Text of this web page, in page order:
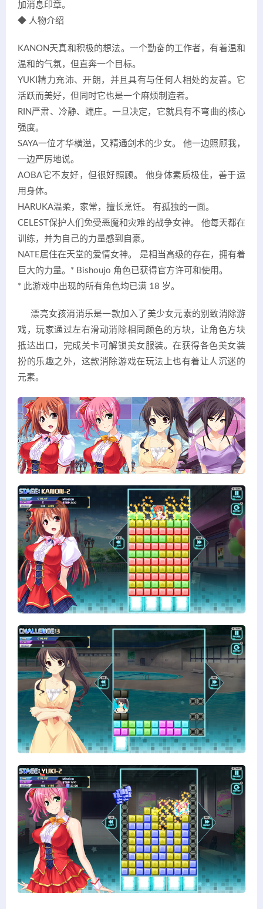
加消息印章。
◆ 人物介绍
KANON天真和积极的想法。一个勤奋的工作者，有着温和
温和的气氛，但直奔一个目标。
YUKI精力充沛、开朗，并且具有与任何人相处的友善。它
活跃而美好，但同时它也是一个麻烦制造者。
RIN严肃、冷静、端庄。一旦决定，它就具有不弯曲的核心
强度。
SAYA一位才华横溢，又精通剑术的少女。 他一边照顾我，
一边严厉地说。
AOBA它不友好，但很好照顾。 他身体素质极佳，善于运
用身体。
HARUKA温柔，家常，擅长烹饪。 有孤独的一面。
CELEST保护人们免受恶魔和灾难的战争女神。 他每天都在
训练，并为自己的力量感到自豪。
NATE居住在天堂的爱情女神。 是相当高级的存在，拥有着
巨大的力量。* Bishoujo 角色已获得官方许可和使用。
* 此游戏中出现的所有角色均已满 18 岁。
漂亮女孩消消乐是一款加入了美少女元素的别致消除游
戏，玩家通过左右滑动消除相同颜色的方块，让角色方块
抵达出口，完成关卡可解锁美女服装。在获得各色美女装
扮的乐趣之外，这款消除游戏在玩法上也有着让人沉迷的
元素。